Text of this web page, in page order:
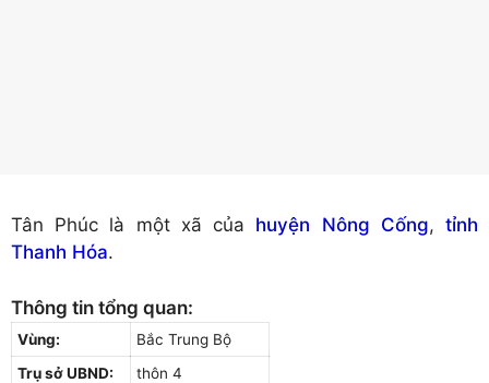
Tân Phúc là một xã của huyện Nông Cống,tỉnh
Thanh Hóa.
Thông tin tổng quan:
Vùng:
Bắc Trung Bộ
Trụ sở UBND:
thôn 4